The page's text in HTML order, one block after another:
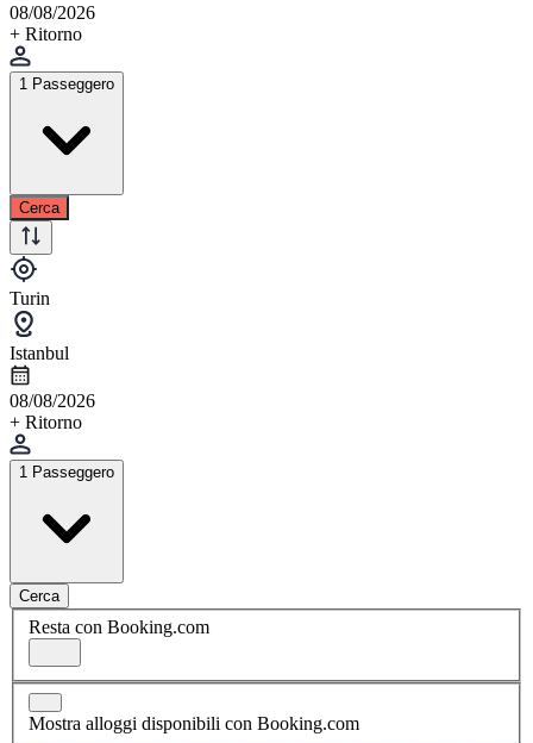
08/08/2026
+ Ritorno
1 Passeggero
Cerca
Turin
Istanbul
08/08/2026
+ Ritorno
1 Passeggero
Cerca
Resta con Booking.com
Mostra alloggi disponibili con Booking.com